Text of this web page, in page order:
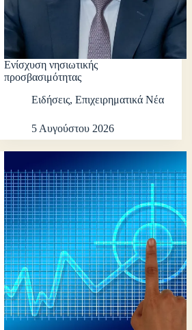
Ενίσχυση νησιωτικής
προσβασιμότητας
Ειδήσεις, Επιχειρηματικά Νέα
5 Αυγούστου 2026